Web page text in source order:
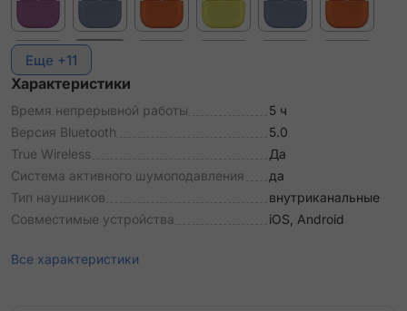
Еще +11
Характеристики
Время непрерывной работы
5 ч
Версия Bluetooth
5.0
True Wireless
Да
Система активного шумоподавления
да
Тип наушников
внутриканальные
Совместимые устройства
iOS, Android
Все характеристики